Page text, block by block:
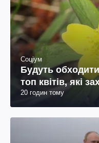
Соціум
Будуть
топ квітів, які
20 годин тому